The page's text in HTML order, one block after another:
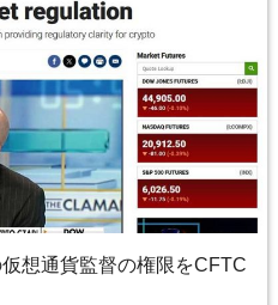
想通貨監督の権限をCFTC